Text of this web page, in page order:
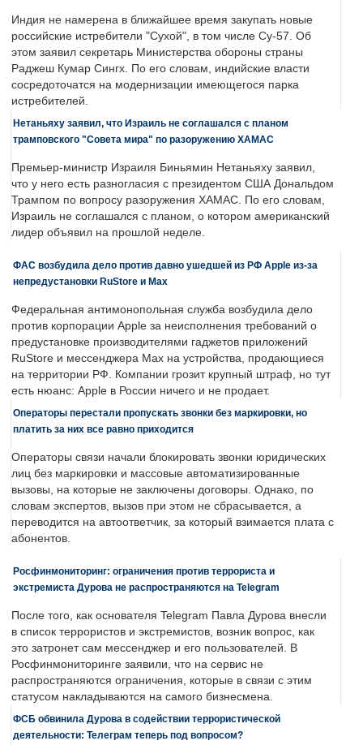
Индия не намерена в ближайшее время закупать новые
российские истребители "Сухой", в том числе Су-57. Об
этом заявил секретарь Министерства обороны страны
Раджеш Кумар Сингх. По его словам, индийские власти
сосредоточатся на модернизации имеющегося парка
истребителей.
Нетаньяху заявил, что Израиль не соглашался с планом
трамповского "Совета мира" по разоружению ХАМАС
Премьер-министр Израиля Биньямин Нетаньяху заявил,
что у него есть разногласия с президентом США Дональдом
Трампом по вопросу разоружения ХАМАС. По его словам,
Израиль не соглашался с планом, о котором американский
лидер объявил на прошлой неделе.
ФАС возбудила дело против давно ушедшей из РФ Apple из-за
непредустановки RuStore и Max
Федеральная антимонопольная служба возбудила дело
против корпорации Apple за неисполнения требований о
предустановке производителями гаджетов приложений
RuStore и мессенджера Max на устройства, продающиеся
на территории РФ. Компании грозит крупный штраф, но тут
есть нюанс: Apple в России ничего и не продает.
Операторы перестали пропускать звонки без маркировки, но
платить за них все равно приходится
Операторы связи начали блокировать звонки юридических
лиц без маркировки и массовые автоматизированные
вызовы, на которые не заключены договоры. Однако, по
словам экспертов, вызов при этом не сбрасывается, а
переводится на автоответчик, за который взимается плата с
абонентов.
Росфинмониторинг: ограничения против террориста и
экстремиста Дурова не распространяются на Telegram
После того, как основателя Telegram Павла Дурова внесли
в список террористов и экстремистов, возник вопрос, как
это затронет сам мессенджер и его пользователей. В
Росфинмониторинге заявили, что на сервис не
распространяются ограничения, которые в связи с этим
статусом накладываются на самого бизнесмена.
ФСБ обвинила Дурова в содействии террористической
деятельности: Телеграм теперь под вопросом?